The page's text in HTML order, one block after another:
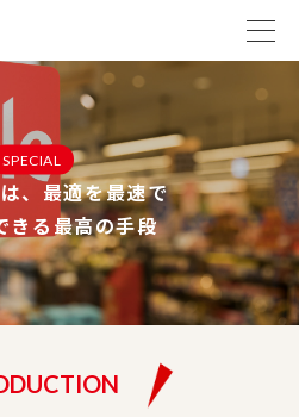
SPECIAL
は、最適を最速で
きる最高の手段